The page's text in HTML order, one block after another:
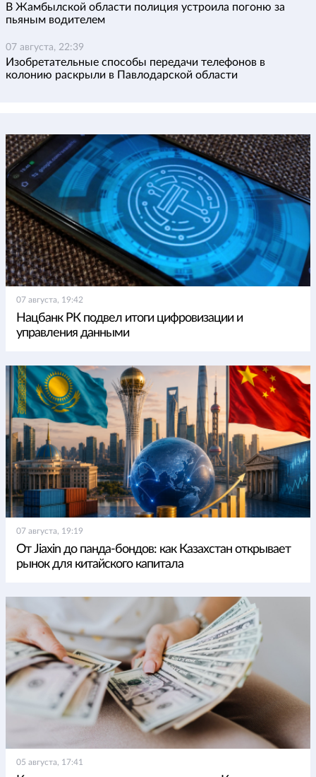
В Жамбылской области полиция устроила погоню за
пьяным водителем
07 августа, 22:39
Изобретательные способы передачи телефонов в
колонию раскрыли в Павлодарской области
07 августа, 19:42
Нацбанк РК подвел итоги цифровизации и
управления данными
07 августа, 19:19
От Jiaxin до панда-бондов: как Казахстан открывает
рынок для китайского капитала
05 августа, 17:41